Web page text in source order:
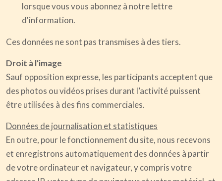
lorsque vous vous abonnez à notre lettre
d'information.
Ces données ne sont pas transmises à des tiers.
Droit à l'image
Sauf opposition expresse, les participants acceptent que
des photos ou vidéos prises durant l’activité puissent
être utilisées à des fins commerciales.
Données de journalisation et statistiques
En outre, pour le fonctionnement du site, nous recevons
et enregistrons automatiquement des données à partir
de votre ordinateur et navigateur, y compris votre